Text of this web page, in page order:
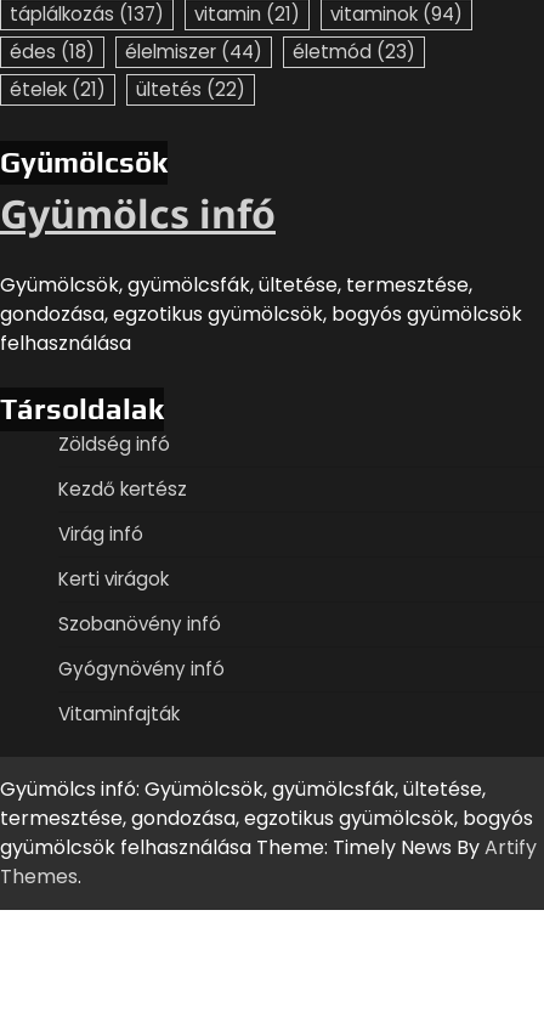
táplálkozás (137) vitamin (21) vitaminok (94)
édes (18) élelmiszer (44) életmód (23)
ételek (21) ültetés (22)
Gyümölcsök
Gyümölcs infó
Gyümölcsök, gyümölcsfák, ültetése, termesztése,
gondozása, egzotikus gyümölcsök, bogyós gyümölcsök
felhasználása
Társoldalak
Zöldség infó
Kezdő kertész
Virág infó
Kerti virágok
Szobanövény infó
Gyógynövény infó
Vitaminfajták
Gyümölcs infó: Gyümölcsök, gyümölcsfák, ültetése,
termesztése, gondozása, egzotikus gyümölcsök, bogyós
gyümölcsök felhasználása Theme: Timely News ByArtify
Themes.